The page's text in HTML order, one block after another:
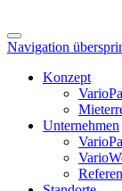
Navigation
Konzept
Unternehmen